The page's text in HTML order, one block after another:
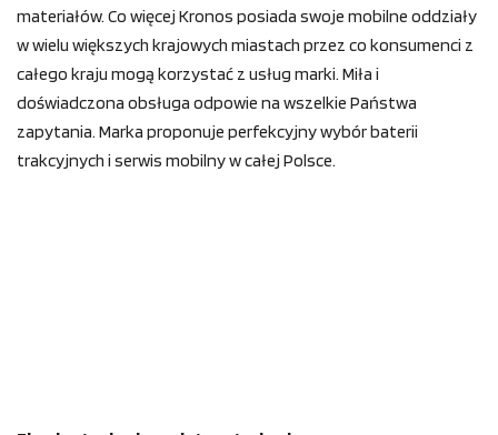
materiałów. Co więcej Kronos posiada swoje mobilne oddziały
w wielu większych krajowych miastach przez co konsumenci z
całego kraju mogą korzystać z usług marki. Miła i
doświadczona obsługa odpowie na wszelkie Państwa
zapytania. Marka proponuje perfekcyjny wybór baterii
trakcyjnych i serwis mobilny w całej Polsce.